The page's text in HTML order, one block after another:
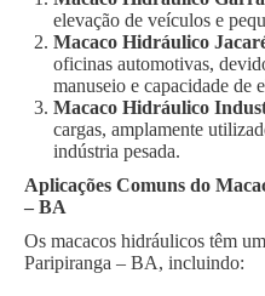
elevação de veículos e
Macaco Hidráulico
oficinas automotivas,
manuseio e capacidade de
Macaco Hidráulico
cargas, amplamente
indústria pesada.
Aplicações Comuns do
– BA
Os macacos hidráulicos têm
Paripiranga – BA, incluindo: